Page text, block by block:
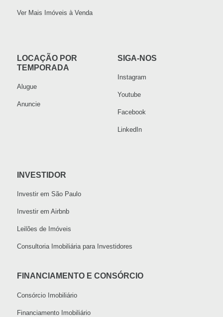
Ver Mais Imóveis à Venda
LOCAÇÃO POR
TEMPORADA
Alugue
Anuncie
SIGA-NOS
Instagram
Youtube
Facebook
LinkedIn
INVESTIDOR
Investir em São Paulo
Investir em Airbnb
Leilões de Imóveis
Consultoria Imobiliária para Investidores
FINANCIAMENTO E CONSÓRCIO
Consórcio Imobiliário
Financiamento Imobiliário